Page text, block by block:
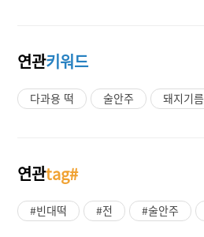
연관키워드
다과용 떡 술안주 돼지기름
연관tag#
#빈대떡 #전 #술안주